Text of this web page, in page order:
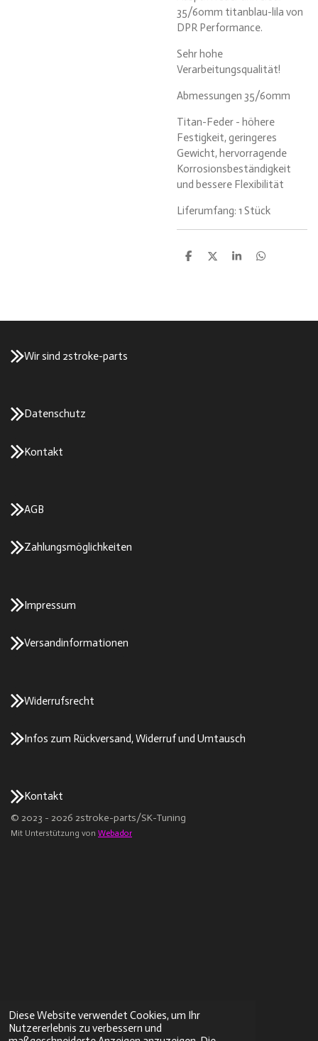
Diese Website verwendet Cookies, um Ihr
Nutzererlebnis zu verbessern und
35/60mm titanblau-lila von
DPR Performance.
Sehr hohe
Verarbeitungsqualität!
Abmessungen 35/60mm
Titan-Feder - höhere
Festigkeit, geringeres
Gewicht, hervorragende
Korrosionsbeständigkeit
und bessere Flexibilität
Liferumfang: 1 Stück
T
T
T
T
Wir sind 2stroke-parts
Datenschutz
Kontakt
AGB
Zahlungsmöglichkeiten
Impressum
Versandinformationen
Widerrufsrecht
Infos zum Rückversand, Widerruf und Umtausch
Kontakt
© 2023 - 2026 2stroke-parts/SK-Tuning
Mit Unterstützung von Webador